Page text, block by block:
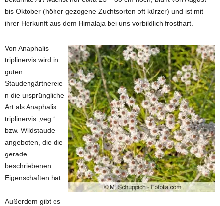
bis Oktober (höher gezogene Zuchtsorten oft kürzer) und ist mit
ihrer Herkunft aus dem Himalaja bei uns vorbildlich frosthart.
Von Anaphalis
triplinervis wird in
guten
Staudengärtnereie
n die ursprüngliche
Art als Anaphalis
triplinervis ‚veg.‘
bzw. Wildstaude
angeboten, die die
gerade
beschriebenen
Eigenschaften hat.
Außerdem gibt es